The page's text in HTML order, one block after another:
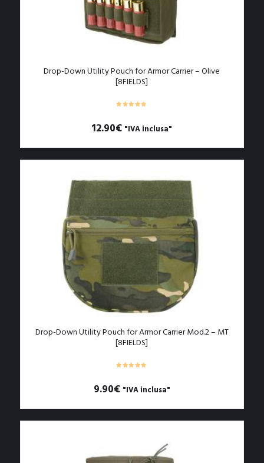
nella
pagina
del
prodotto
Drop-Down Utility Pouch for Armor Carrier – Olive
[8FIELDS]
12.90€ "IVA inclusa"
Drop-Down Utility Pouch for Armor Carrier Mod.2 – MT
[8FIELDS]
9.90€ "IVA inclusa"